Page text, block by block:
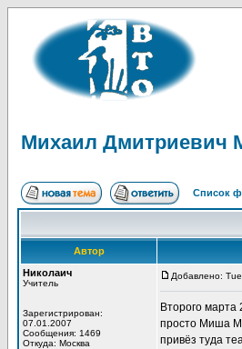
Михаил Дмитриевич
Список
Автор
Николаич
Учитель
Зарегистрирован:
07.01.2007
Сообщения: 1469
Откуда: Москва
Добавлено:
Второго марта
просто Миша
привёз туда